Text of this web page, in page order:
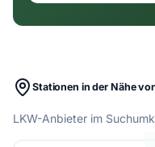
Stationen in der Nähe
LKW-Anbieter im